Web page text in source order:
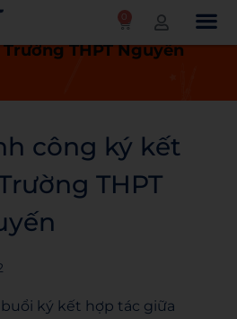
0
WESET thành công
THPT Nguyễn
công ký kết
THPT
buổi ký kết hợp tác giữa